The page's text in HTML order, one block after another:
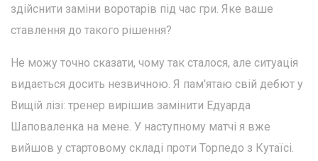
здійснити заміни воротарів під час гри. Яке ваше
ставлення до такого рішення?
Не можу точно сказати, чому так сталося, але ситуація
видається досить незвичною. Я пам'ятаю свій дебют у
Вищій лізі: тренер вирішив замінити Едуарда
Шаповаленка на мене. У наступному матчі я вже
вийшов у стартовому складі проти Торпедо з Кутаїсі.